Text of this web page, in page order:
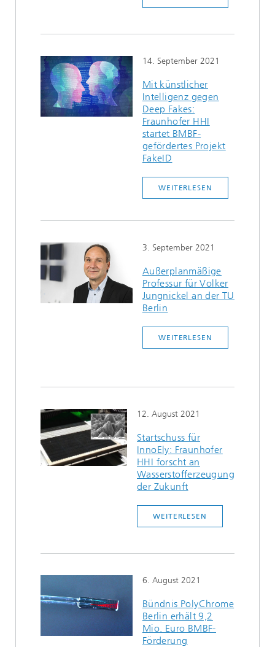
14. September 2021
Mit künstlicher
Intelligenz gegen
Deep Fakes:
Fraunhofer HHI
startet BMBF-
gefördertes Projekt
FakeID
WEITERLESEN
3. September 2021
Außerplanmäßige
Professur für Volker
Jungnickel an der TU
Berlin
WEITERLESEN
12. August 2021
Startschuss für
InnoEly: Fraunhofer
HHI forscht an
Wasserstofferzeugung
der Zukunft
WEITERLESEN
6. August 2021
Bündnis PolyChrome
Berlin erhält 9,2
Mio. Euro BMBF-
Förderung